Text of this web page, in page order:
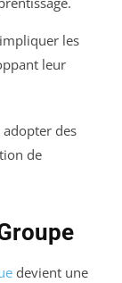
les
leur
devient une